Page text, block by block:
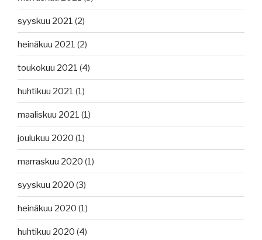
syyskuu 2021 (2)
heinäkuu 2021 (2)
toukokuu 2021 (4)
huhtikuu 2021 (1)
maaliskuu 2021 (1)
joulukuu 2020 (1)
marraskuu 2020 (1)
syyskuu 2020 (3)
heinäkuu 2020 (1)
huhtikuu 2020 (4)